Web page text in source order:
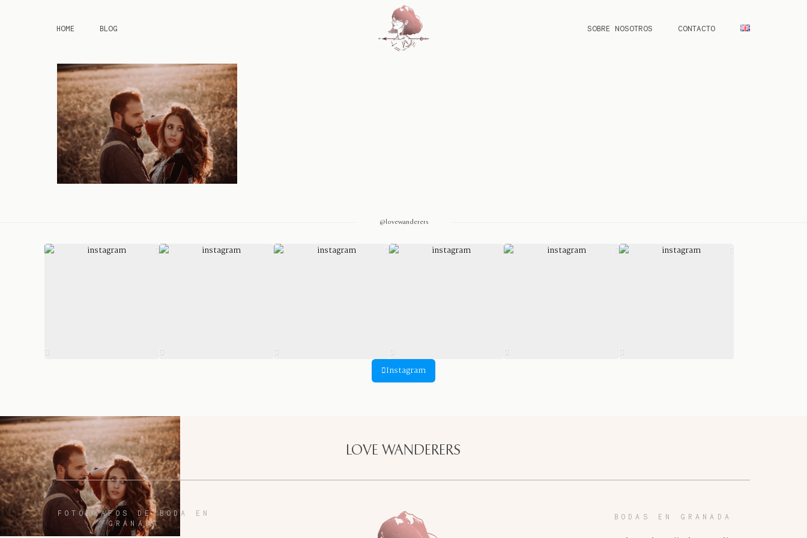
HOME BLOG SOBRE NOSOTROS CONTACTO
@lovewanderers
Instagram
LOVE WANDERERS
FOTÓGRAFOS DE BODA EN
GRANADA
BODAS EN GRANADA